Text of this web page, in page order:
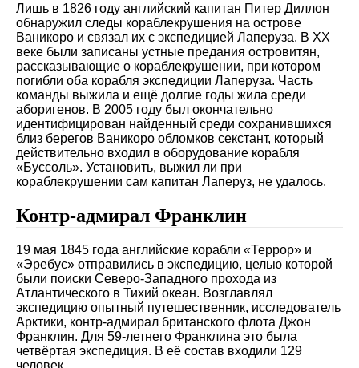
Лишь в 1826 году английский капитан Питер Диллон
обнаружил следы кораблекрушения на острове
Ваникоро и связал их с экспедицией Лаперуза. В XX
веке были записаны устные предания островитян,
рассказывающие о кораблекрушении, при котором
погибли оба корабля экспедиции Лаперуза. Часть
команды выжила и ещё долгие годы жила среди
аборигенов. В 2005 году был окончательно
идентифицирован найденный среди сохранившихся
близ берегов Ваникоро обломков секстант, который
действительно входил в оборудование корабля
«Буссоль». Установить, выжил ли при
кораблекрушении сам капитан Лаперуз, не удалось.
Контр-адмирал Франклин
19 мая 1845 года английские корабли «Террор» и
«Эребус» отправились в экспедицию, целью которой
были поиски Северо-Западного прохода из
Атлантического в Тихий океан. Возглавлял
экспедицию опытный путешественник, исследователь
Арктики, контр-адмирал британского флота Джон
Франклин. Для 59-летнего Франклина это была
четвёртая экспедиция. В её состав входили 129